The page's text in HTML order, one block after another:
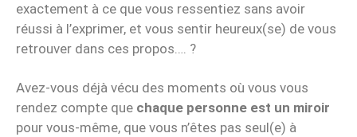
exactement à ce que vous ressentiez sans avoir
réussi à l’exprimer, et vous sentir heureux(se) de vous
retrouver dans ces propos…. ?
Avez-vous déjà vécu des moments où vous vous
rendez compte que chaque personne est un miroir
pour vous-même, que vous n’êtes pas seul(e) à